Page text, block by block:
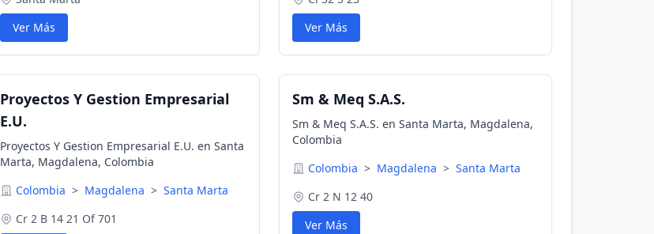
Ver Más
Ver Más
Proyectos Y Gestion Empresarial
E.U.
Proyectos Y Gestion Empresarial E.U. en Santa
Marta, Magdalena, Colombia
Colombia > Magdalena > Santa Marta
Cr 2 B 14 21 Of 701
Sm & Meq S.A.S.
Sm & Meq S.A.S. en Santa Marta, Magdalena,
Colombia
Colombia > Magdalena > Santa Marta
Cr 2 N 12 40
Ver Más